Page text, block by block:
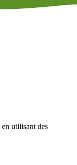
en utilisant des